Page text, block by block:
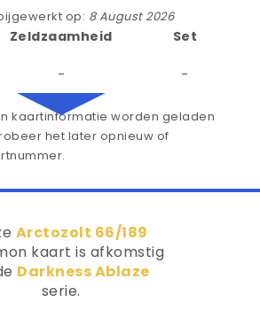
op: 8 August 2026
Zeldzaamheid
-
Set
-
kaartinformatie worden geladen
het later opnieuw of
Arctozolt 66/189
kaart is afkomstig
Darkness Ablaze
serie.